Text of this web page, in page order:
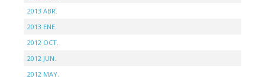
2013 ABR.
2013 ENE.
2012 OCT.
2012 JUN.
2012 MAY.